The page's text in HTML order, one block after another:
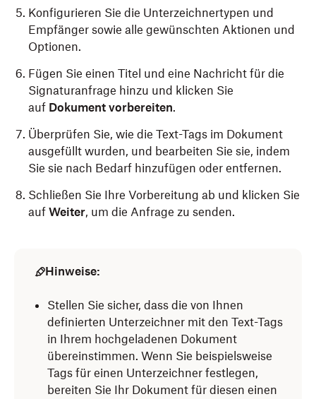
Konfigurieren Sie die Unterzeichnertypen und
Empfänger sowie alle gewünschten Aktionen und
Optionen.
Fügen Sie einen Titel und eine Nachricht für die
Signaturanfrage hinzu und klicken Sie
auf Dokument vorbereiten.
Überprüfen Sie, wie die Text-Tags im Dokument
ausgefüllt wurden, und bearbeiten Sie sie, indem
Sie sie nach Bedarf hinzufügen oder entfernen.
Schließen Sie Ihre Vorbereitung ab und klicken Sie
auf Weiter, um die Anfrage zu senden.
Hinweise:
Stellen Sie sicher, dass die von Ihnen
definierten Unterzeichner mit den Text-Tags
in Ihrem hochgeladenen Dokument
übereinstimmen. Wenn Sie beispielsweise
Tags für einen Unterzeichner festlegen,
bereiten Sie Ihr Dokument für diesen einen